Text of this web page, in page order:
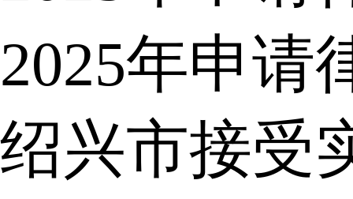
2025年申请
绍兴市接受